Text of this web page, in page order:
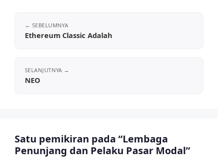
Ethereum Classic Adalah
NEO
Satu pemikiran pada “Lembaga
Penunjang dan Pelaku Pasar Modal”